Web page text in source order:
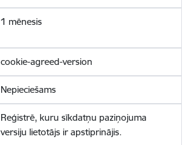
1 mēnesis
cookie-agreed-version
Nepieciešams
Reģistrē, kuru sīkdatņu paziņojuma
versiju lietotājs ir apstiprinājis.